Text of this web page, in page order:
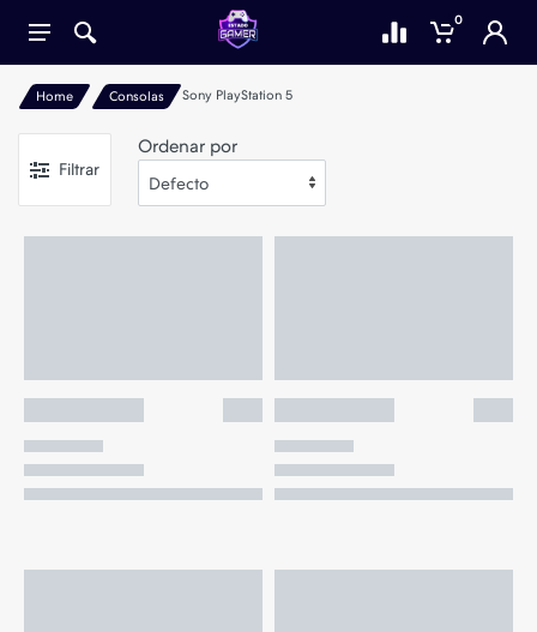
0
Home Consolas Sony PlayStation 5
Filtrar
Ordenar por